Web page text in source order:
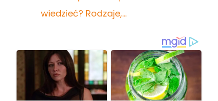
wiedzieć? Rodzaje,…